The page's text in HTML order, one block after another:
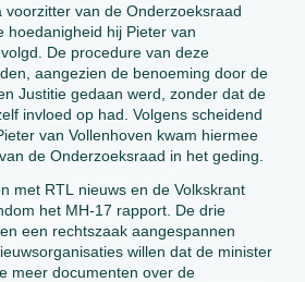
van de Onderzoeksraad
hoedanigheid hij Pieter van
De procedure van deze
aangezien de benoeming door de
Justitie gedaan werd, zonder dat de
invloed op had. Volgens scheidend
van Vollenhoven kwam hiermee
van de Onderzoeksraad in het geding.
met RTL nieuws en de Volkskrant
het MH-17 rapport. De drie
een rechtszaak aangespannen
willen dat de minister
meer documenten over de